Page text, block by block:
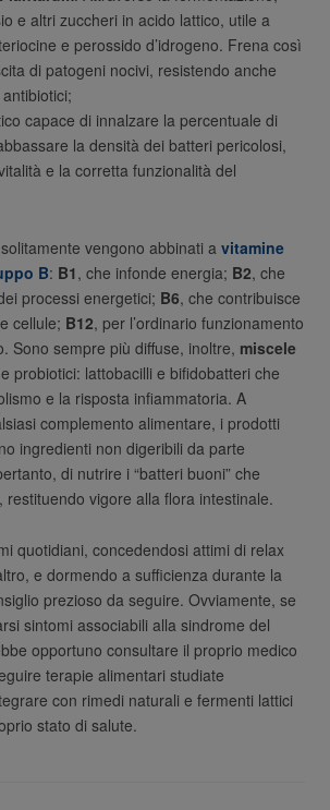
e altri zuccheri in acido lattico, utile a
e perossido d’idrogeno. Frena così
di patogeni nocivi, resistendo anche
capace di innalzare la percentuale di
la densità dei batteri pericolosi,
e la corretta funzionalità del
vengono abbinati avitamine
B: B1, che infonde energia; B2, che
processi energetici; B6, che contribuisce
cellule; B12, per l’ordinario funzionamento
Sono sempre più diffuse, inoltre, miscele
probiotici: lattobacilli e bifidobatteri che
e la risposta infiammatoria. A
complemento alimentare, i prodotti
ingredienti non digeribili da parte
di nutrire i “batteri buoni” che
restituendo vigore alla flora intestinale.
quotidiani, concedendosi attimi di relax
e dormendo a sufficienza durante la
prezioso da seguire. Ovviamente, se
sintomi associabili alla sindrome del
opportuno consultare il proprio medico
terapie alimentari studiate
con rimedi naturali e fermenti lattici
stato di salute.